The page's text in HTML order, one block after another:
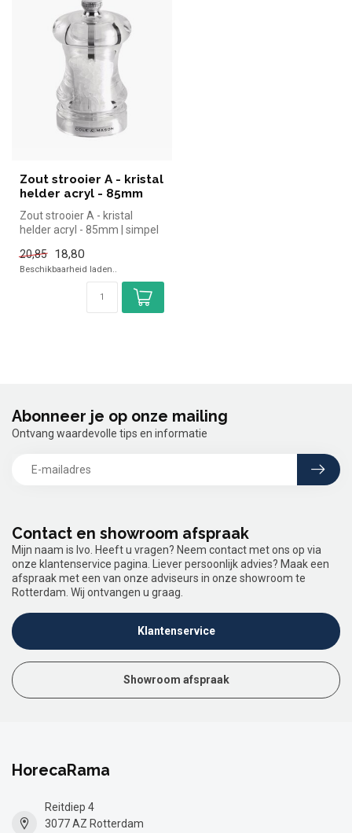
Zout strooier A - kristal
helder acryl - 85mm
Zout strooier A - kristal
helder acryl - 85mm | simpel
20,85
18,80
Beschikbaarheid laden..
Contact en showroom afspraak
Mijn naam is Ivo. Heeft u vragen? Neem contact met ons op via
onze klantenservice pagina. Liever persoonlijk advies? Maak een
afspraak met een van onze adviseurs in onze showroom te
Rotterdam. Wij ontvangen u graag.
Klantenservice
Showroom afspraak
Abonneer je op onze mailing
Ontvang waardevolle tips en informatie
HorecaRama
Reitdiep 4
3077 AZ Rotterdam